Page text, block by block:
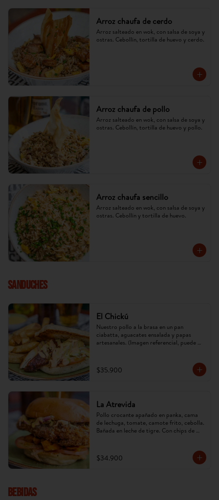
Arroz chaufa de cerdo
Arroz salteado en wok, con salsa de soya y
ostras. Cebollín, tortilla de huevo y cerdo.
Arroz chaufa de pollo
Arroz salteado en wok, con salsa de soya y
ostras. Cebollín, tortilla de huevo y pollo.
Arroz chaufa sencillo
Arroz salteado en wok, con salsa de soya y
ostras. Cebollín y tortilla de huevo.
SANDUCHES
El Chickú
Nuestro pollo a la brasa en un pan
ciabatta, aguacates ensalada y papas
artesanales. (Imagen referencial, puede
$35.900
La Atrevida
Pollo crocante apañado en panka, cama
de lechuga, tomate, camote frito, cebolla.
Bañada en leche de tigre. Con chips de
$34.900
Bebidas